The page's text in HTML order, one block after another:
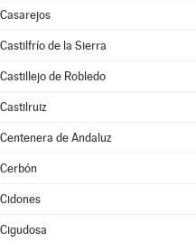
Casarejos
Castilfrío de la Sierra
Castillejo de Robledo
Castilruiz
Centenera de Andaluz
Cerbón
Cidones
Cigudosa